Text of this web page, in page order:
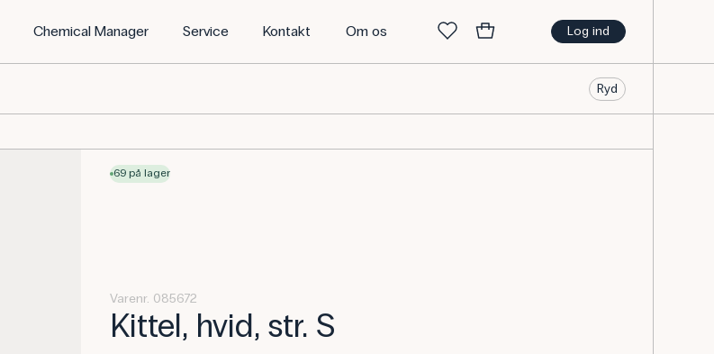
Log ind
Chemical Manager Service Kontakt Om os
Ryd
69 på lager
Varenr. 085672
Kittel, hvid, str. S